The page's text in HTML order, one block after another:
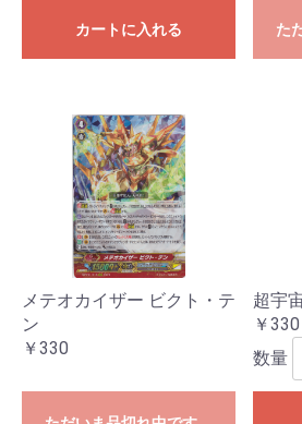
カートに入れる た
メテオカイザー ビクト・テ
ン
￥330
超宇
￥330
数量